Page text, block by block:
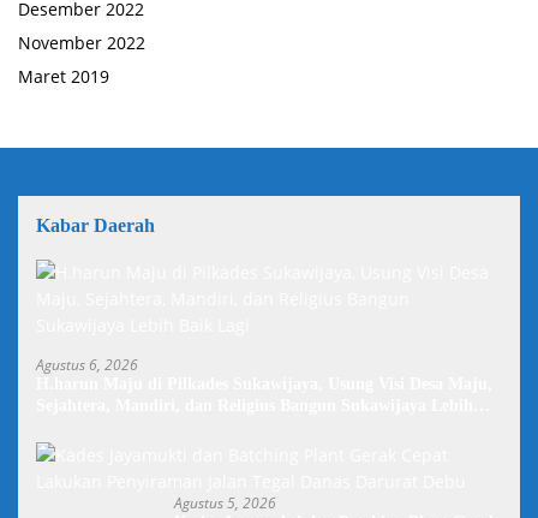
Desember 2022
November 2022
Maret 2019
Kabar Daerah
Agustus 6, 2026
Agustus 5, 2026